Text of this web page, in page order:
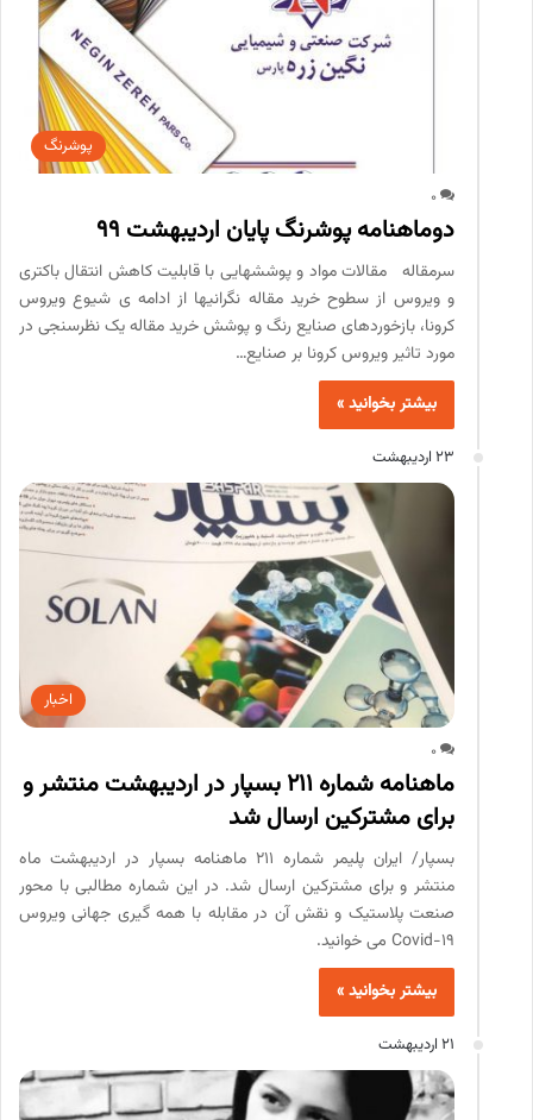
پوشرنگ
0
دوماهنامه پوشرنگ پایان اردیبهشت 99
سرمقاله مقالات مواد و پوشش­هایی با قابلیت کاهش انتقال باکتری
و ویروس از سطوح خرید مقاله نگرانی­ها از ادامه ­ی شیوع ویروس
کرونا، بازخوردهای صنایع رنگ و پوشش خرید مقاله یک نظرسنجی در
مورد تاثیر ویروس کرونا بر صنایع…
بیشتر بخوانید »
23 اردیبهشت
اخبار
0
ماهنامه شماره 211 بسپار در اردیبهشت منتشر و
برای مشترکین ارسال شد
بسپار/ ایران پلیمر شماره 211 ماهنامه بسپار در اردیبهشت ماه
منتشر و برای مشترکین ارسال شد. در این شماره مطالبی با محور
صنعت پلاستیک و نقش آن در مقابله با همه گیری جهانی ویروس
Covid-19 می خوانید.
بیشتر بخوانید »
21 اردیبهشت